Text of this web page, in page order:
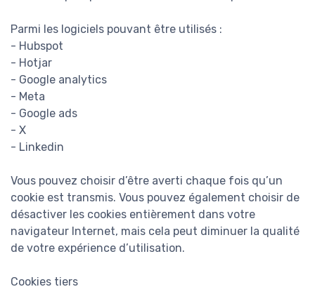
Parmi les logiciels pouvant être utilisés :
- Hubspot
- Hotjar
- Google analytics
- Meta
- Google ads
- X
- Linkedin
Vous pouvez choisir d’être averti chaque fois qu’un
cookie est transmis. Vous pouvez également choisir de
désactiver les cookies entièrement dans votre
navigateur Internet, mais cela peut diminuer la qualité
de votre expérience d’utilisation.
Cookies tiers